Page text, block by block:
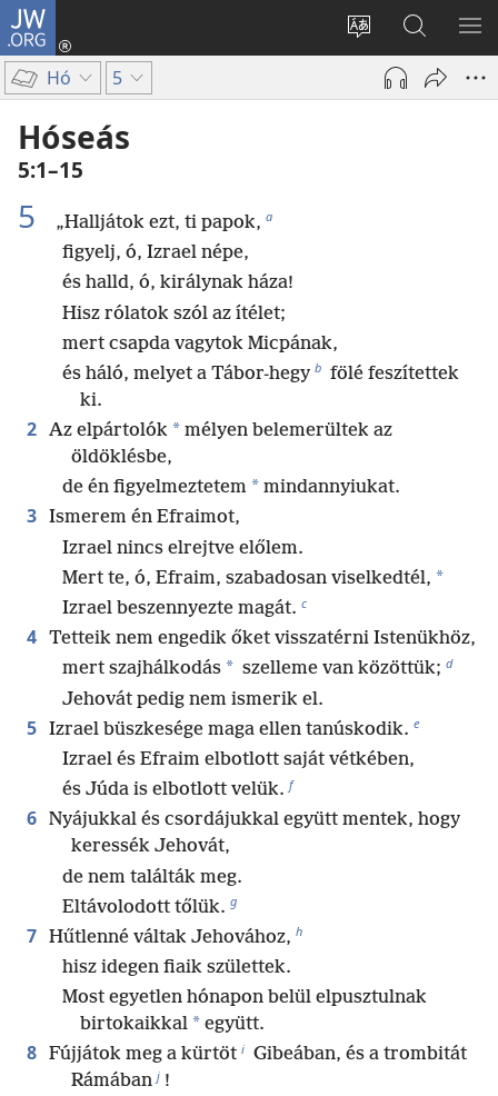
JW.ORG
Oldal
nyelvének
megváltoztatása
Bejelentkezés
(opens
window)
Keresés
a jw.org
honlapon
Hó 5
Hóseás
5:1–15
5 „Halljátok ezt, ti papok, a
figyelj, ó, Izrael népe,
és halld, ó, királynak háza!
Hisz rólatok szól az ítélet;
mert csapda vagytok Micpának,
és háló, melyet a Tábor-hegy b fölé feszítettek
ki.
2 Az elpártolók * mélyen belemerültek az
öldöklésbe,
de én figyelmeztetem * mindannyiukat.
3 Ismerem én Efraimot,
Izrael nincs elrejtve előlem.
Mert te, ó, Efraim, szabadosan viselkedtél, *
Izrael beszennyezte magát. c
4 Tetteik nem engedik őket visszatérni Istenükhöz,
mert szajhálkodás * szelleme van közöttük; d
Jehovát pedig nem ismerik el.
5 Izrael büszkesége maga ellen tanúskodik. e
Izrael és Efraim elbotlott saját vétkében,
és Júda is elbotlott velük. f
6 Nyájukkal és csordájukkal együtt mentek, hogy
keressék Jehovát,
de nem találták meg.
Eltávolodott tőlük. g
7 Hűtlenné váltak Jehovához, h
hisz idegen fiaik születtek.
Most egyetlen hónapon belül elpusztulnak
birtokaikkal * együtt.
8 Fújjátok meg a kürtöt i Gibeában, és a trombitát
Rámában j !